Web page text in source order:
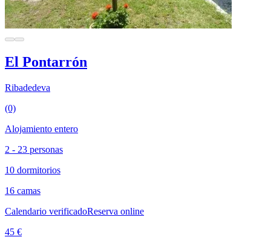
El Pontarrón
Ribadedeva
(0)
Alojamiento entero
2 - 23 personas
10 dormitorios
16 camas
Calendario verificadoReserva online
45 €